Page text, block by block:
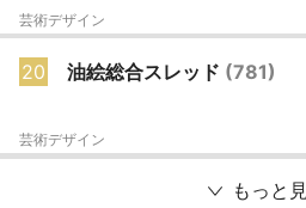
芸術デザイン
20 油絵総合スレッド (781)
芸術デザイン
もっと